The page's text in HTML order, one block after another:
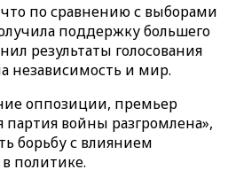
по сравнению с выборами
поддержку большего
результаты голосования
независимость и мир.
оппозиции, премьер
партия войны разгромлена»,
борьбу с влиянием
политике.